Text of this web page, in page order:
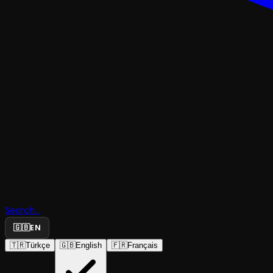
Search...
🇬🇧EN
🇹🇷Türkçe 🇬🇧English 🇫🇷Français
Kutsal